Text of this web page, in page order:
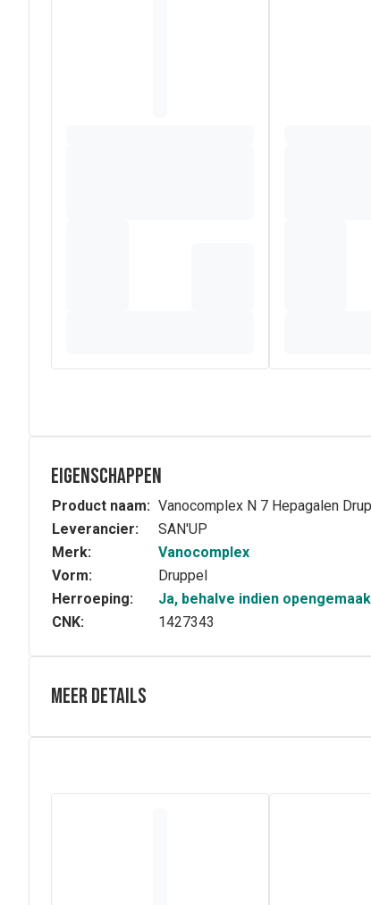
Eigenschappen
Product naam: Vanocomplex N 7 Hepagalen
Leverancier:
SAN'UP
Merk:
Vanocomplex
Vorm:
Druppel
Herroeping:
Ja, behalve indien
CNK:
1427343
Meer details
Nux vomica 4X – Lycopodium clavatum 4X –